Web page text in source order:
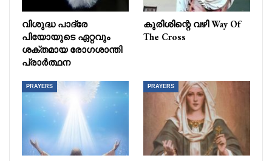
വിശുദ്ധ പാദ്രേ
പിയോയുടെ ഏറ്റവും
ശക്തമായ രോഗശാന്തി
പ്രാർത്ഥന
കുരിശിന്റെ വഴി Way Of
The Cross
PRAYERS PRAYERS